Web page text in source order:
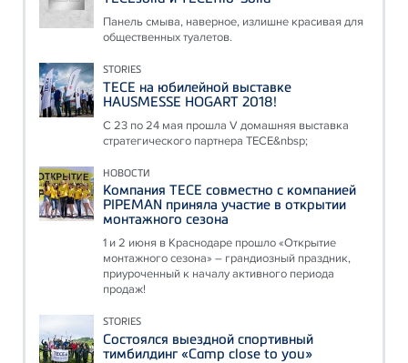
Панель смыва, наверное, излишне красивая для
общественных туалетов.
STORIES
ТЕСЕ на юбилейной выставке
HAUSMESSE HOGART 2018!
С 23 по 24 мая прошла V домашняя выставка
стратегического партнера ТЕСЕ&nbsp;
НОВОСТИ
Компания ТЕСЕ совместно с компанией
PIPEMAN приняла участие в открытии
монтажного сезона
1 и 2 июня в Краснодаре прошло «Открытие
монтажного сезона» – грандиозный праздник,
приуроченный к началу активного периода
продаж!
STORIES
Состоялся выездной спортивный
тимбилдинг «Camp close to you»